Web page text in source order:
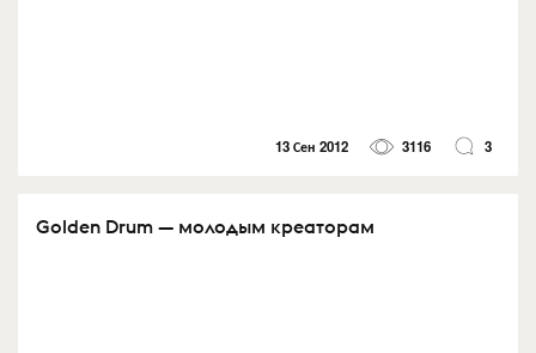
13 Сен 2012 3116 3
Golden Drum — молодым креаторам